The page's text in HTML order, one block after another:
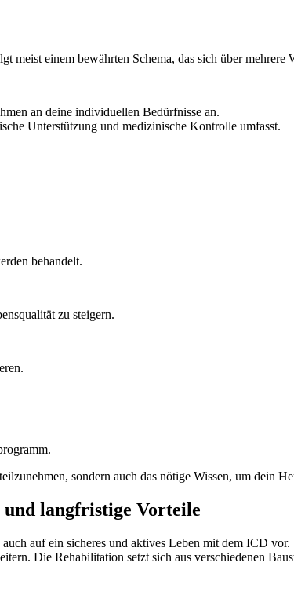
meist einem bewährten Schema, das sich über mehrere
an deine individuellen Bedürfnisse an.
Unterstützung und medizinische Kontrolle umfasst.
behandelt.
zu steigern.
sondern auch das nötige Wissen, um dein
langfristige Vorteile
auf ein sicheres und aktives Leben mit dem ICD
Die Rehabilitation setzt sich aus verschiedenen